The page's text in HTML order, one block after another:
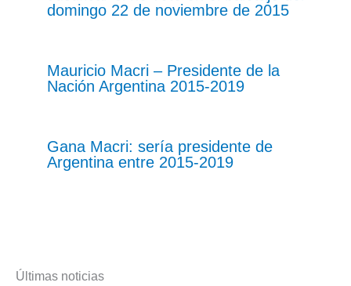
domingo 22 de noviembre de 2015
Mauricio Macri – Presidente de la
Nación Argentina 2015-2019
Gana Macri: sería presidente de
Argentina entre 2015-2019
Últimas noticias